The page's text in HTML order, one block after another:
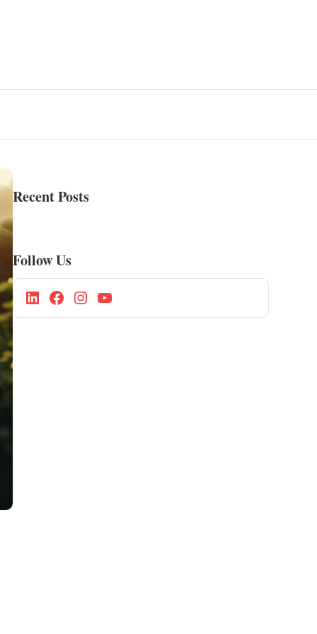
Recent Posts
Follow Us